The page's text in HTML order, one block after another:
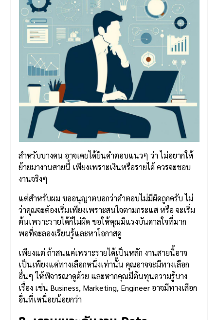
สำหรับบางคน อาจเคยได้ยินคำตอบแนวๆ ว่า ไม่อยากให้
ย้ายมางานสายนี้ เพียงเพราะเงินหรือรายได้ ควรจะชอบ
งานจริงๆ
แต่สำหรับผม ขออนุญาตบอกว่าคำตอบไม่มีผิดถูกครับ ไม่
ว่าคุณจะต้องเริ่มเพียงเพราะสนใจตามกระแส หรือ จะเริ่ม
ต้นเพราะรายได้ก็ไม่ผิด ขอให้คุณมีแรงบันดาลใจที่มาก
พอที่จะลองเรียนรู้และหาโอกาสดู
เพียงแต่ ถ้าสนแค่เพราะรายได้เป็นหลัก งานสายนี้อาจ
เป็นเพียงแค่ทางเลือกหนึ่งเท่านั้น คุณอาจจะมีทางเลือก
อื่นๆ ให้พิจารณาดูด้วย และหากคุณมีต้นทุนความรู้บาง
เรื่อง เช่น Business, Marketing, Engineer อาจมีทางเลือก
อื่นที่เหนื่อยน้อยกว่า